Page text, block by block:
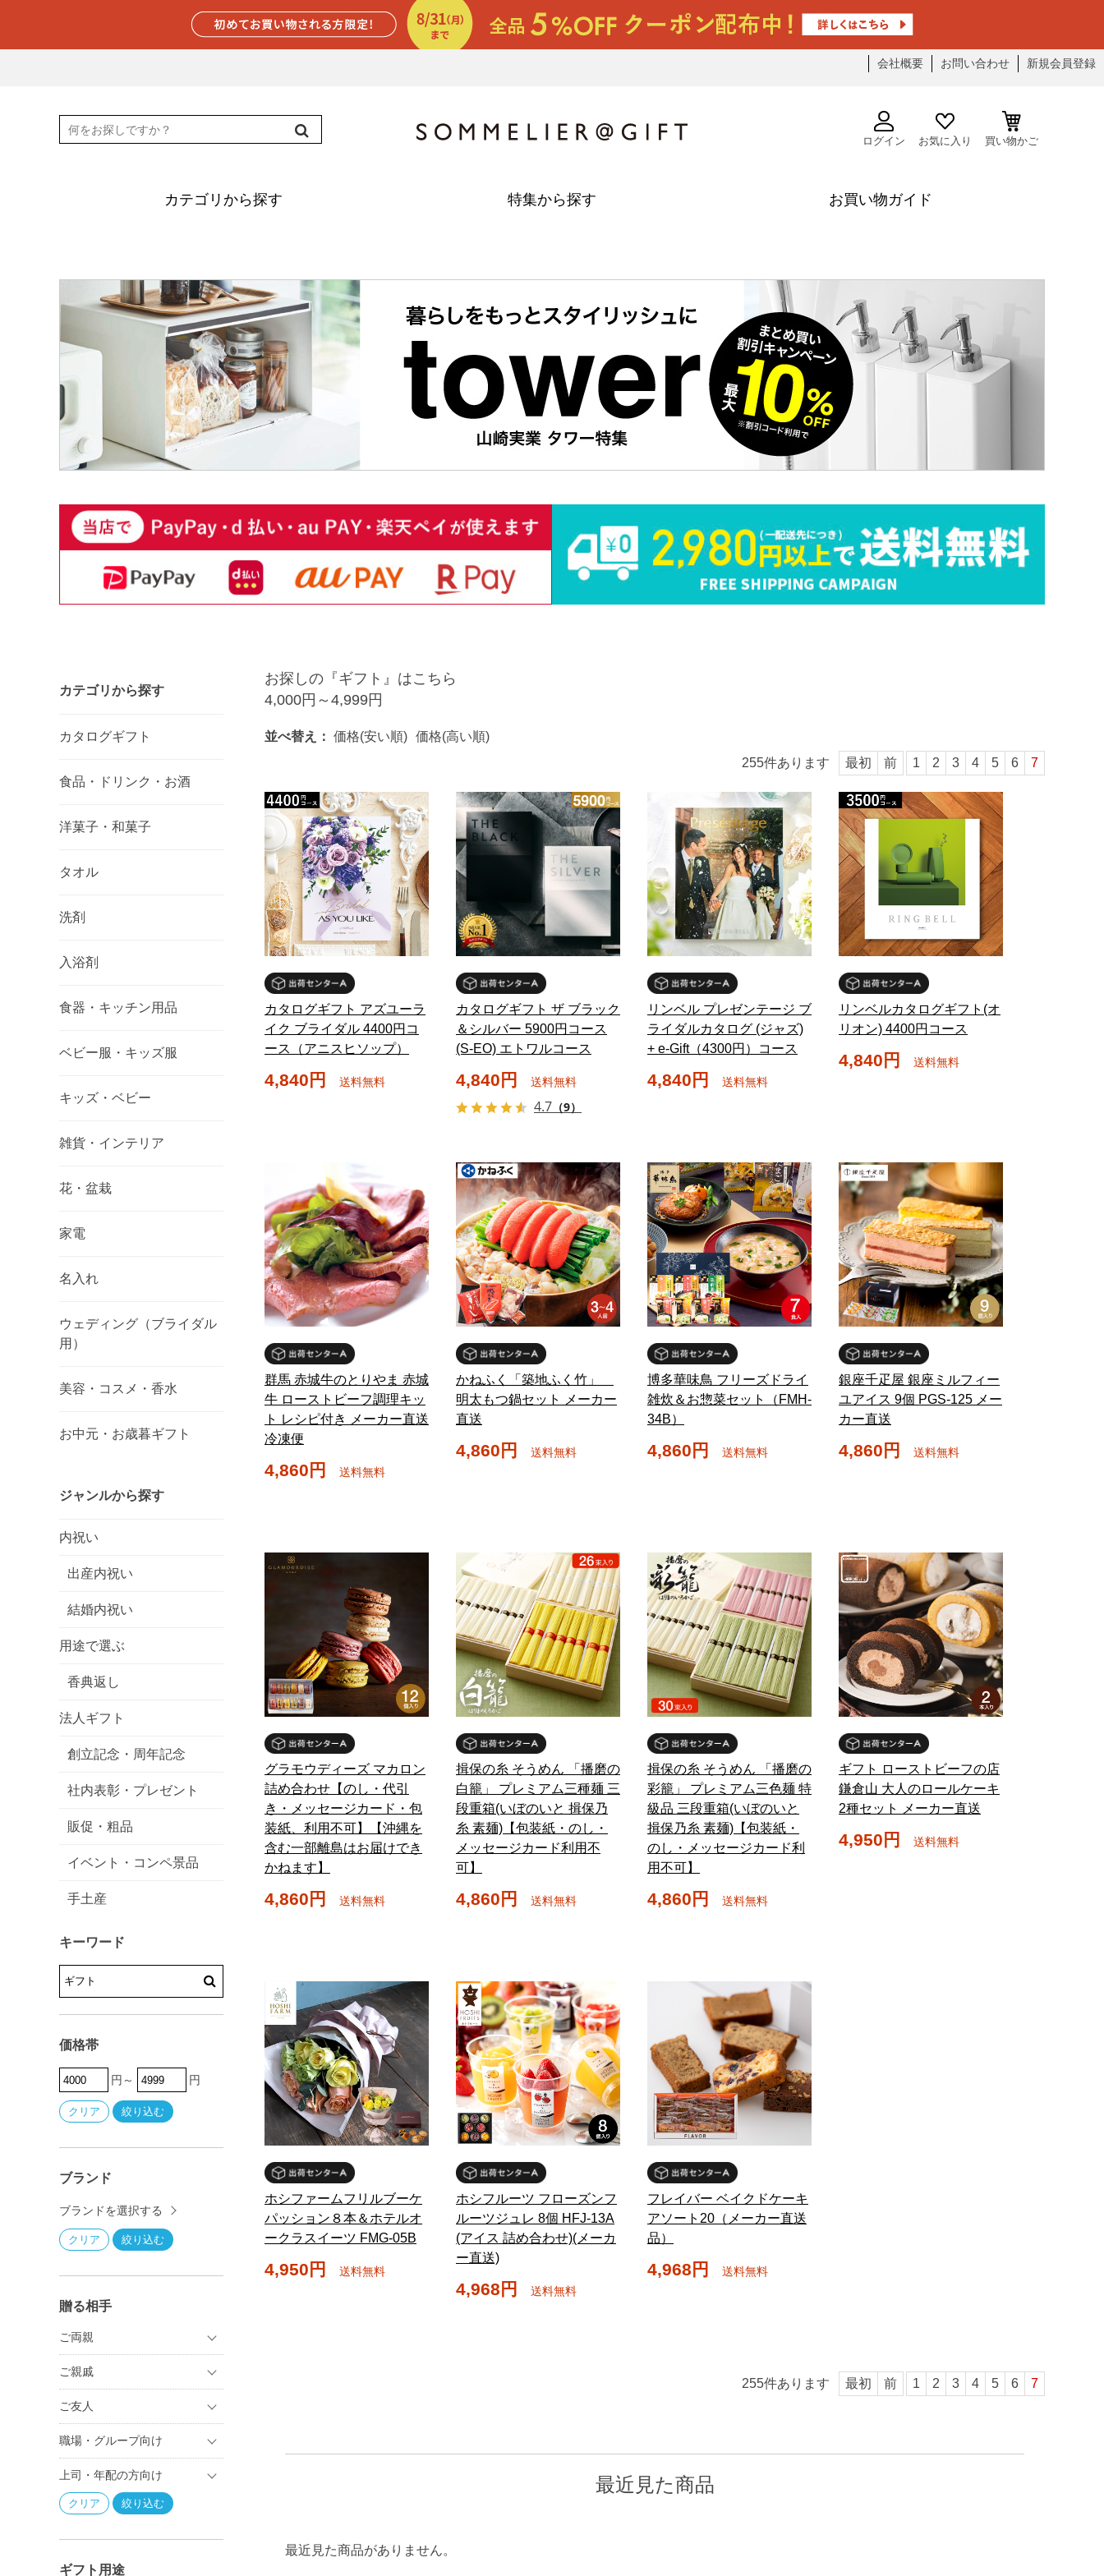
会社概要 お問い合わせ 新規会員登録
ログイン お気に入り 買い物かご
カテゴリから探す 特集から探す お買い物ガイド
カテゴリから探す
カタログギフト
食品・ドリンク・お酒
洋菓子・和菓子
タオル
洗剤
入浴剤
食器・キッチン用品
ベビー服・キッズ服
キッズ・ベビー
雑貨・インテリア
花・盆栽
家電
名入れ
ウェディング（ブライダル
用）
美容・コスメ・香水
お中元・お歳暮ギフト
ジャンルから探す
内祝い
出産内祝い
結婚内祝い
用途で選ぶ
香典返し
法人ギフト
創立記念・周年記念
社内表彰・プレゼント
販促・粗品
イベント・コンペ景品
手土産
キーワード
価格帯
円～ 円
ブランド
ブランドを選択する
贈る相手
ご両親
ご親戚
ご友人
職場・グループ向け
上司・年配の方向け
ギフト用途
お探しの『ギフト』はこちら
4,000円～4,999円
並べ替え： 価格(安い順) 価格(高い順)
255件あります 最初 前 1 2 3 4 5 6 7
カタログギフト アズユーラ
イク ブライダル 4400円コ
ース（アニスヒソップ）
4,840円 送料無料
カタログギフト ザ ブラック
＆シルバー 5900円コース
(S-EO) エトワルコース
4,840円 送料無料
4.7 （9）
リンベル プレゼンテージ ブ
ライダルカタログ (ジャズ)
+ e-Gift（4300円）コース
4,840円 送料無料
リンベルカタログギフト(オ
リオン) 4400円コース
4,840円 送料無料
群馬 赤城牛のとりやま 赤城
牛 ローストビーフ調理キッ
ト レシピ付き メーカー直送
冷凍便
4,860円 送料無料
かねふく「築地ふく竹」
明太もつ鍋セット メーカー
直送
4,860円 送料無料
博多華味鳥 フリーズドライ
雑炊＆お惣菜セット（FMH-
34B）
4,860円 送料無料
銀座千疋屋 銀座ミルフィー
ユアイス 9個 PGS-125 メー
カー直送
4,860円 送料無料
グラモウディーズ マカロン
詰め合わせ【のし・代引
き・メッセージカード・包
装紙、利用不可】【沖縄を
含む一部離島はお届けでき
かねます】
4,860円 送料無料
揖保の糸 そうめん 「播磨の
白籠」 プレミアム三種麺 三
段重箱(いぼのいと 揖保乃
糸 素麺)【包装紙・のし・
メッセージカード利用不
可】
4,860円 送料無料
揖保の糸 そうめん 「播磨の
彩籠」 プレミアム三色麺 特
級品 三段重箱(いぼのいと
揖保乃糸 素麺)【包装紙・
のし・メッセージカード利
用不可】
4,860円 送料無料
ギフト ローストビーフの店
鎌倉山 大人のロールケーキ
2種セット メーカー直送
4,950円 送料無料
ホシファームフリルブーケ
パッション８本＆ホテルオ
ークラスイーツ FMG-05B
4,950円 送料無料
ホシフルーツ フローズンフ
ルーツジュレ 8個 HFJ-13A
(アイス 詰め合わせ)(メーカ
ー直送)
4,968円 送料無料
フレイバー ベイクドケーキ
アソート20（メーカー直送
品）
4,968円 送料無料
255件あります 最初 前 1 2 3 4 5 6 7
最近見た商品
最近見た商品がありません。